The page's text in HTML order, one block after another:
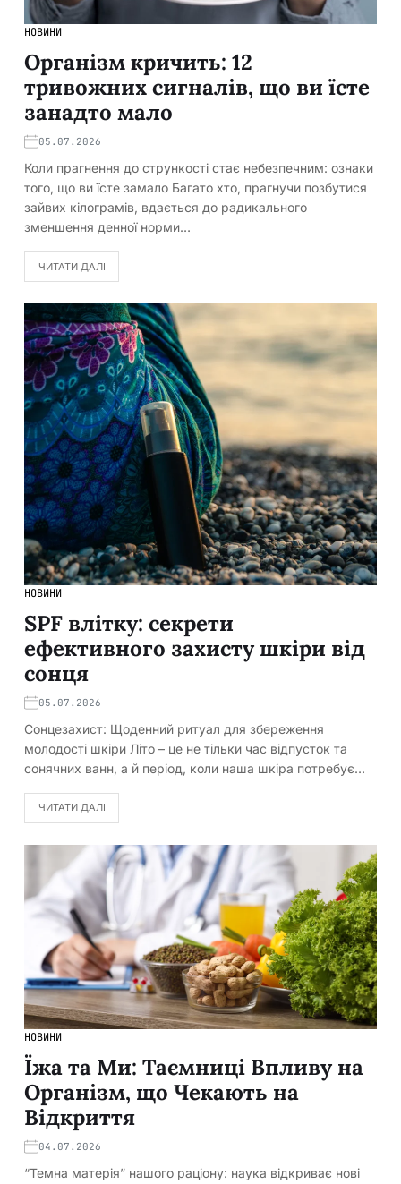
НОВИНИ
Організм кричить: 12
тривожних сигналів, що ви їсте
занадто мало
05.07.2026
Коли прагнення до стрункості стає небезпечним: ознаки
того, що ви їсте замало Багато хто, прагнучи позбутися
зайвих кілограмів, вдається до радикального
зменшення денної норми…
ЧИТАТИ ДАЛІ
НОВИНИ
SPF влітку: секрети
ефективного захисту шкіри від
сонця
05.07.2026
Сонцезахист: Щоденний ритуал для збереження
молодості шкіри Літо – це не тільки час відпусток та
сонячних ванн, а й період, коли наша шкіра потребує…
ЧИТАТИ ДАЛІ
НОВИНИ
Їжа та Ми: Таємниці Впливу на
Організм, що Чекають на
Відкриття
04.07.2026
“Темна матерія” нашого раціону: наука відкриває нові